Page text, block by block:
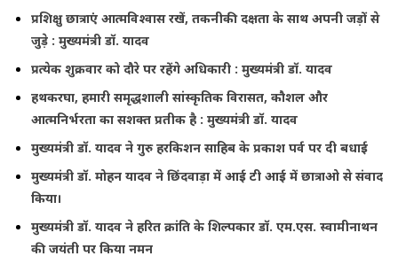
प्रशिक्षु छात्राएं आत्मविश्वास रखें, तकनीकी दक्षता के साथ अपनी जड़ों से
जुड़े : मुख्यमंत्री डॉ. यादव
प्रत्येक शुक्रवार को दौरे पर रहेंगे अधिकारी : मुख्यमंत्री डॉ. यादव
हथकरघा, हमारी समृद्धशाली सांस्कृतिक विरासत, कौशल और
आत्मनिर्भरता का सशक्त प्रतीक है : मुख्यमंत्री डॉ. यादव
मुख्यमंत्री डॉ. यादव ने गुरु हरकिशन साहिब के प्रकाश पर्व पर दी बधाई
मुख्यमंत्री डॉ. मोहन यादव ने छिंदवाड़ा में आई टी आई में छात्राओ से संवाद
किया।
मुख्यमंत्री डॉ. यादव ने हरित क्रांति के शिल्पकार डॉ. एम.एस. स्वामीनाथन
की जयंती पर किया नमन